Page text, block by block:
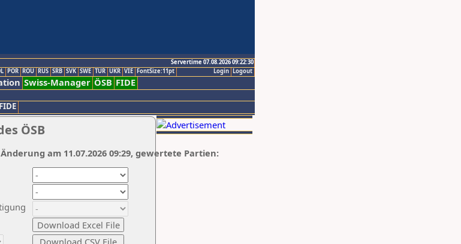
Servertime 07.08.2026 09:22:30
Logout
Login
POR ROU RUS SRB SVK SWE TUR UKR VIE FontSize:11pt
Swiss-Manager ÖSB FIDE
ÖSB
am 11.07.2026 09:29, gewertete Partien: